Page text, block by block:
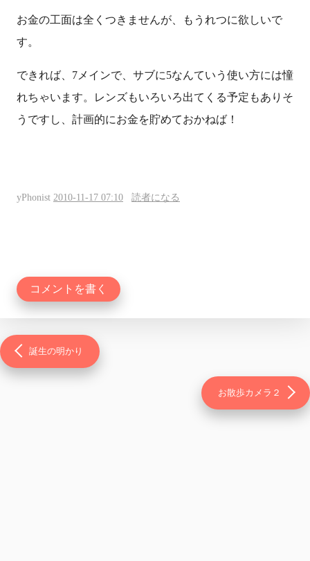
お金の工面は全くつきませんが、もうれつに欲しいで
す。
できれば、7メインで、サブに5なんていう使い方には憧
れちゃいます。レンズもいろいろ出てくる予定もありそ
うですし、計画的にお金を貯めておかねば！
yPhonist 2010-11-17 07:10 読者になる
コメントを書く
誕生の明かり
お散歩カメラ２